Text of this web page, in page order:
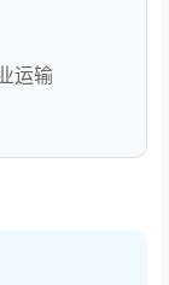
运输